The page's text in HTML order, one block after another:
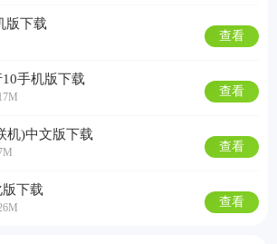
版下载
查看
手机版下载
查看
机)中文版下载
查看
下载
查看